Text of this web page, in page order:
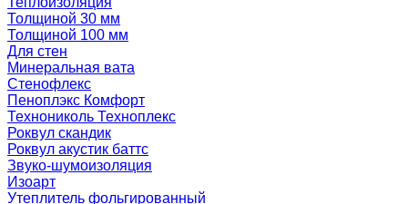
Толщиной 30 мм
Толщиной 100 мм
Для стен
Минеральная вата
Стенофлекс
Пеноплэкс Комфорт
Технониколь Техноплекс
Роквул скандик
Роквул акустик баттс
Звуко-шумоизоляция
Изоарт
Утеплитель фольгированный